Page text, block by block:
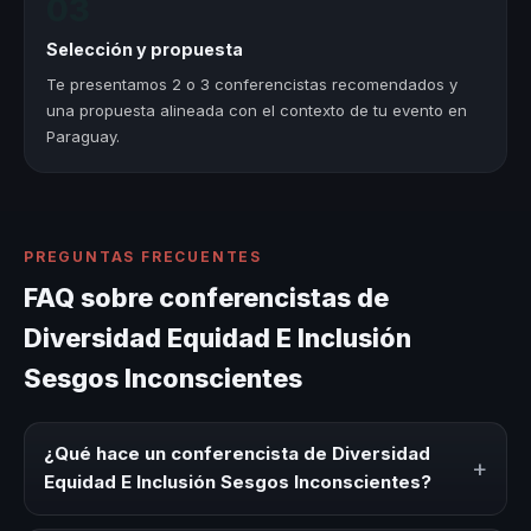
Selección y propuesta
Te presentamos 2 o 3 conferencistas recomendados y
una propuesta alineada con el contexto de tu evento en
Paraguay.
PREGUNTAS FRECUENTES
FAQ sobre conferencistas de
Diversidad Equidad E Inclusión
Sesgos Inconscientes
¿Qué hace un conferencista de Diversidad
Equidad E Inclusión Sesgos Inconscientes?
+